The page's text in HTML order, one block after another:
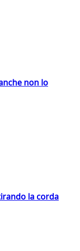
non lo
la corda